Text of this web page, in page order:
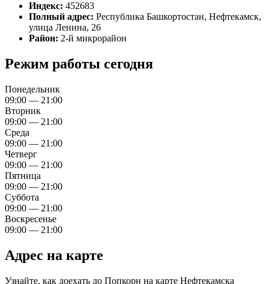
Индекс: 452683
Полный адрес: Республика Башкортостан, Нефтекамск,
улица Ленина, 26
Район: 2-й микрорайон
Режим работы сегодня
Понедельник
09:00 — 21:00
Вторник
09:00 — 21:00
Среда
09:00 — 21:00
Четверг
09:00 — 21:00
Пятница
09:00 — 21:00
Суббота
09:00 — 21:00
Воскресенье
09:00 — 21:00
Адрес на карте
Узнайте, как доехать до Попкорн на карте Нефтекамска